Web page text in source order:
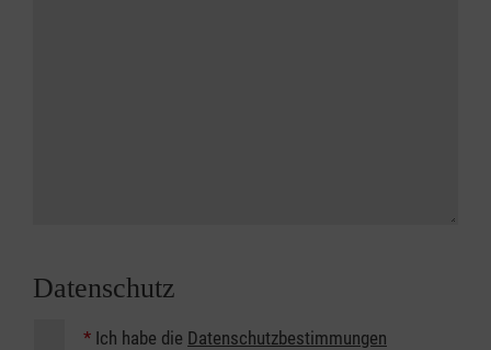
Datenschutz
* Ich habe die Datenschutzbestimmungen